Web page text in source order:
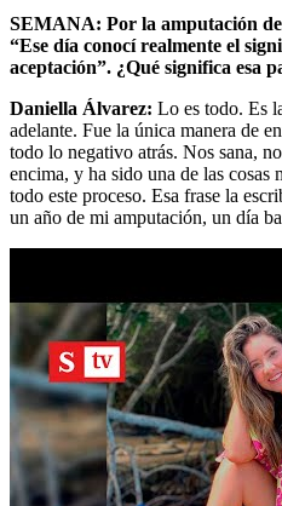
SEMANA: Por la amputación
“Ese día conocí realmente el
aceptación”. ¿Qué significa esa
Daniella Álvarez: Lo es todo. Es
adelante. Fue la única manera de
todo lo negativo atrás. Nos sana,
encima, y ha sido una de las cosas
todo este proceso. Esa frase la
un año de mi amputación, un día